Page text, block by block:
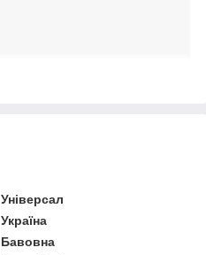
Універсал
Україна
Бавовна